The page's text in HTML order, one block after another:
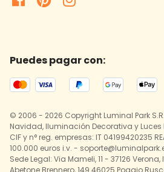
Puedes pagar con:
© 2006 - 2026 Copyright Luminal Park
Navidad, Iluminación Decorativa y Luces
CIF y n° reg. empresas: IT 04199420235
100.000 euros i.v. -
Sede Legal: Via Mameli, 11 - 37126